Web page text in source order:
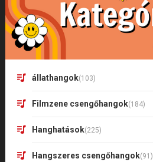
állathangok(103)
Filmzene csengőhangok(184)
Hanghatások(225)
Hangszeres csengőhangok(91)